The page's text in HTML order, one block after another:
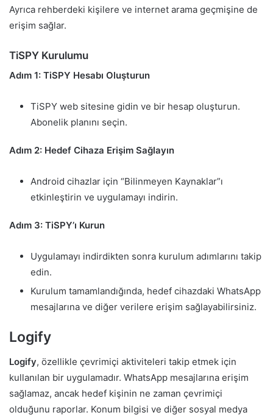
Ayrıca rehberdeki kişilere ve internet arama geçmişine de
erişim sağlar.
TiSPY Kurulumu
Adım 1: TiSPY Hesabı Oluşturun
TiSPY web sitesine gidin ve bir hesap oluşturun.
Abonelik planını seçin.
Adım 2: Hedef Cihaza Erişim Sağlayın
Android cihazlar için “Bilinmeyen Kaynaklar”ı
etkinleştirin ve uygulamayı indirin.
Adım 3: TiSPY’ı Kurun
Uygulamayı indirdikten sonra kurulum adımlarını takip
edin.
Kurulum tamamlandığında, hedef cihazdaki WhatsApp
mesajlarına ve diğer verilere erişim sağlayabilirsiniz.
Logify
Logify, özellikle çevrimiçi aktiviteleri takip etmek için
kullanılan bir uygulamadır. WhatsApp mesajlarına erişim
sağlamaz, ancak hedef kişinin ne zaman çevrimiçi
olduğunu raporlar. Konum bilgisi ve diğer sosyal medya